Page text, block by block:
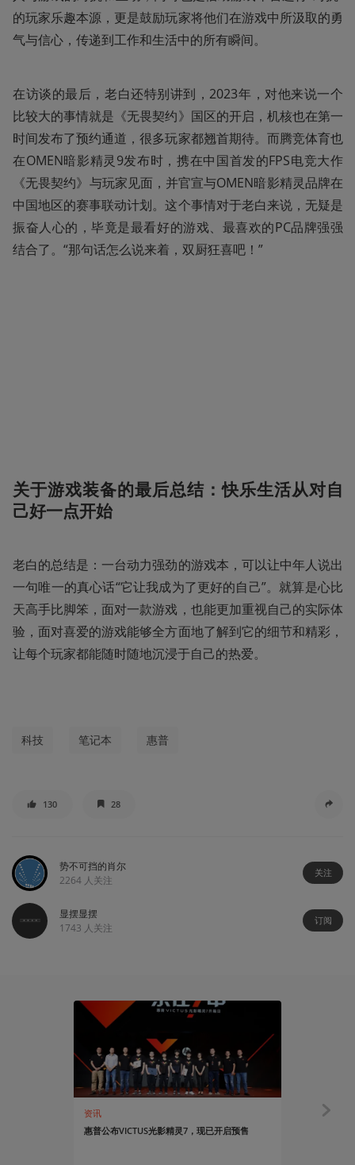
的玩家乐趣本源，更是鼓励玩家将他们在游戏中所汲取的勇
气与信心，传递到工作和生活中的所有瞬间。
在访谈的最后，老白还特别讲到，2023年，对他来说一个
比较大的事情就是《无畏契约》国区的开启，机核也在第一
时间发布了预约通道，很多玩家都翘首期待。而腾竞体育也
在OMEN暗影精灵9发布时，携在中国首发的FPS电竞大作
《无畏契约》与玩家见面，并官宣与OMEN暗影精灵品牌在
中国地区的赛事联动计划。这个事情对于老白来说，无疑是
振奋人心的，毕竟是最看好的游戏、最喜欢的PC品牌强强
结合了。“那句话怎么说来着，双厨狂喜吧！”
关于游戏装备的最后总结：快乐生活从对自
己好一点开始
老白的总结是：一台动力强劲的游戏本，可以让中年人说出
一句唯一的真心话“它让我成为了更好的自己”。就算是心比
天高手比脚笨，面对一款游戏，也能更加重视自己的实际体
验，面对喜爱的游戏能够全方面地了解到它的细节和精彩，
让每个玩家都能随时随地沉浸于自己的热爱。
科技 笔记本 惠普
130 28
势不可挡的肖尔
2264 人关注
关注
显摆显摆
1743 人关注
订阅
资讯
惠普公布VICTUS光影精灵7，现已开启预售